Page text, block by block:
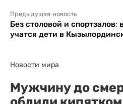
Предыдущая новость
Без столовой и
учатся дети в
Новости мира
Мужчину до